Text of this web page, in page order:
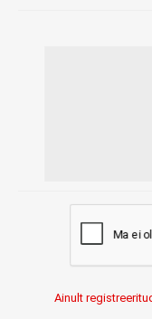
Ainult